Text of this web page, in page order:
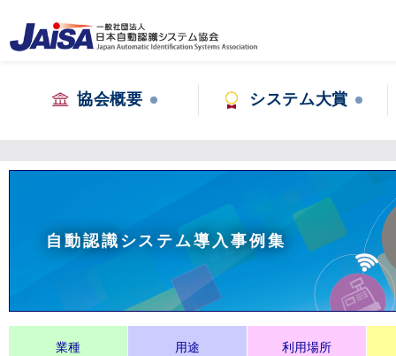
協会概要 システム大賞
自動認識システム導入事例集
業種 用途 利用場所